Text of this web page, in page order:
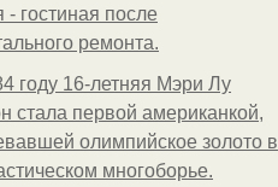
- гостиная после
ремонта.
году 16-летняя Мэри Лу
стала первой американкой,
олимпийское золото в
многоборье.